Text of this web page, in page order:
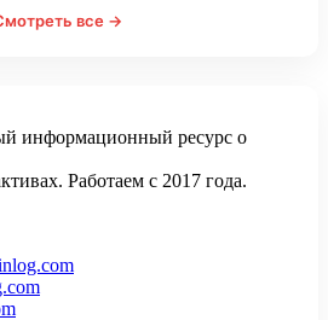
все →
информационный ресурс о
Работаем с 2017 года.